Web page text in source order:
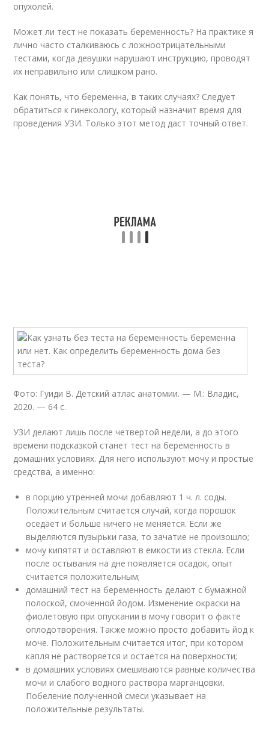
опухолей.
Может ли тест не показать беременность? На практике я
лично часто сталкиваюсь с ложноотрицательными
тестами, когда девушки нарушают инструкцию, проводят
их неправильно или слишком рано.
Как понять, что беременна, в таких случаях? Следует
обратиться к гинекологу, который назначит время для
проведения УЗИ. Только этот метод даст точный ответ.
Фото: Гуиди В. Детский атлас анатомии. — М.: Владис,
2020. — 64 с.
УЗИ делают лишь после четвертой недели, а до этого
времени подсказкой станет тест на беременность в
домашних условиях. Для него используют мочу и простые
средства, а именно:
в порцию утренней мочи добавляют 1 ч. л. соды.
Положительным считается случай, когда порошок
оседает и больше ничего не меняется. Если же
выделяются пузырьки газа, то зачатие не произошло;
мочу кипятят и оставляют в емкости из стекла. Если
после остывания на дне появляется осадок, опыт
считается положительным;
домашний тест на беременность делают с бумажной
полоской, смоченной йодом. Изменение окраски на
фиолетовую при опускании в мочу говорит о факте
оплодотворения. Также можно просто добавить йод к
моче. Положительным считается итог, при котором
капля не растворяется и остается на поверхности;
в домашних условиях смешиваются равные количества
мочи и слабого водного раствора марганцовки.
Побеление полученной смеси указывает на
положительные результаты.